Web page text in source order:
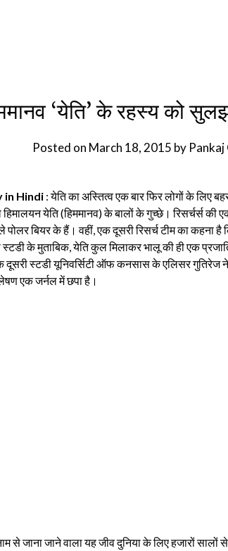
‘येति’ के रहस्य को
Posted on March 18, 2015 by Pankaj
in Hindi : येति का अस्तित्व एक बार फिर लोगों के लिए
हिमालयन येति (हिममानव) के बालों के गुच्छे। रिसर्चर्स की
पोलर बियर के हैं। वहीं, एक दूसरी रिसर्च टीम का कहना
स्टडी के मुताबिक, येति कुल मिलाकर भालू की ही एक
दूसरी स्टडी यूनिवर्सिटी ऑफ कनसास के एलिसर गुतिरेज
एक जर्नल में छपा है।
से जाना जाने वाला यह जीव दुनिया के लिए हजारों